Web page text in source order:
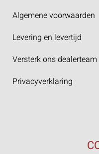
Algemene voorwaarden
Levering en levertijd
Versterk ons dealerteam
Privacyverklaring